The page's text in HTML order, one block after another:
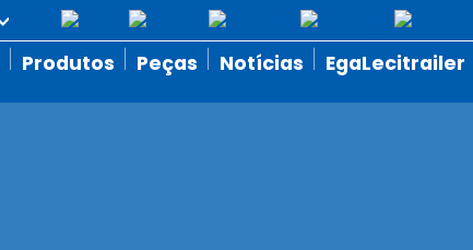
Produtos Peças Notícias EgaLecitrailer